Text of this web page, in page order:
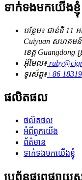
ទាក់ទងមកយើងខ្ញុំ
បន្ថែម៖ ជាន់ទី 11 អ
Cuiyuan សហគមន៍
ខេត្ត Guangdong
អ៊ីមែល៖
ទូរស័ព្ទ៖+86
ផលិតផល
ផលិតផល
អំពីពួកយើង
ព័ត៌មាន
ទាក់ទងមកយើងខ្ញុំ
ប្រព័ន្ធផ្សព្វផ្សាយ